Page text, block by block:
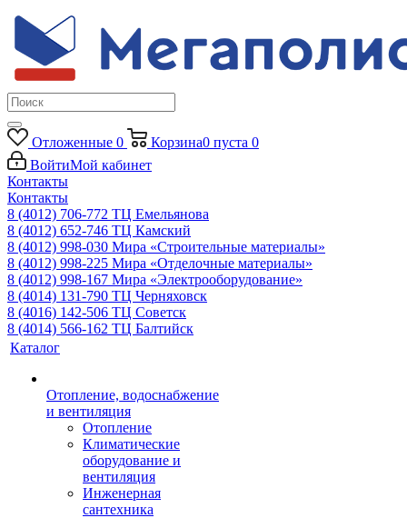
Отложенные 0 Корзина0 пуста 0
ВойтиМой кабинет
Контакты
Контакты
8 (4012) 706-772 ТЦ Емельянова
8 (4012) 652-746 ТЦ Камский
8 (4012) 998-030 Мира «Строительные материалы»
8 (4012) 998-225 Мира «Отделочные материалы»
8 (4012) 998-167 Мира «Электрооборудование»
8 (4014) 131-790 ТЦ Черняховск
8 (4016) 142-506 ТЦ Советск
8 (4014) 566-162 ТЦ Балтийск
Каталог
Отопление, водоснабжение
и вентиляция
Отопление
Климатические
оборудование и
вентиляция
Инженерная
сантехника